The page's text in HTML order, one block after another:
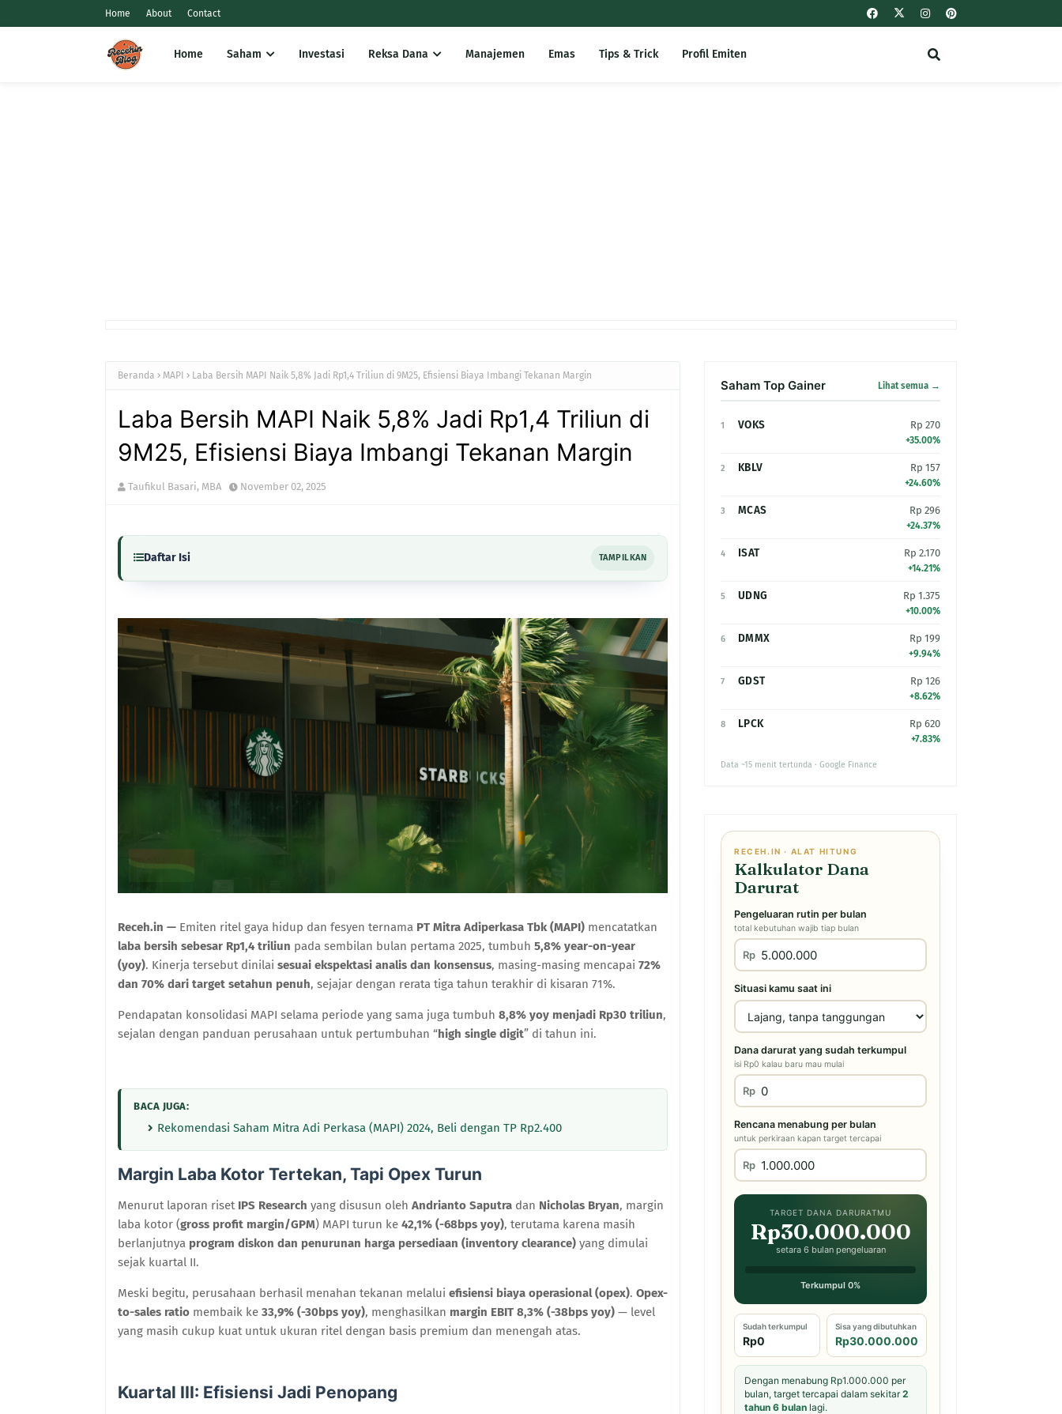
Home About Contact
Home Saham Investasi Reksa Dana Manajemen Emas Tips & Trick Profil Emiten
Beranda MAPI Laba Bersih MAPI Naik 5,8% Jadi Rp1,4 Triliun di 9M25, Efisiensi Biaya Imbangi Tekanan Margin
Laba Bersih MAPI Naik 5,8% Jadi Rp1,4 Triliun di
9M25, Efisiensi Biaya Imbangi Tekanan Margin
Taufikul Basari, MBA November 02, 2025
Daftar Isi TAMPILKAN
Receh.in — Emiten ritel gaya hidup dan fesyen ternama PT Mitra Adiperkasa Tbk (MAPI) mencatatkan
laba bersih sebesar Rp1,4 triliun pada sembilan bulan pertama 2025, tumbuh 5,8% year-on-year
(yoy). Kinerja tersebut dinilai sesuai ekspektasi analis dan konsensus, masing-masing mencapai 72%
dan 70% dari target setahun penuh, sejajar dengan rerata tiga tahun terakhir di kisaran 71%.
Pendapatan konsolidasi MAPI selama periode yang sama juga tumbuh 8,8% yoy menjadi Rp30 triliun,
sejalan dengan panduan perusahaan untuk pertumbuhan “high single digit” di tahun ini.
BACA JUGA:
Rekomendasi Saham Mitra Adi Perkasa (MAPI) 2024, Beli dengan TP Rp2.400
Margin Laba Kotor Tertekan, Tapi Opex Turun
Menurut laporan riset IPS Research yang disusun oleh Andrianto Saputra dan Nicholas Bryan, margin
laba kotor (gross profit margin/GPM) MAPI turun ke 42,1% (-68bps yoy), terutama karena masih
berlanjutnya program diskon dan penurunan harga persediaan (inventory clearance) yang dimulai
sejak kuartal II.
Meski begitu, perusahaan berhasil menahan tekanan melalui efisiensi biaya operasional (opex). Opex-
to-sales ratio membaik ke 33,9% (-30bps yoy), menghasilkan margin EBIT 8,3% (-38bps yoy) — level
yang masih cukup kuat untuk ukuran ritel dengan basis premium dan menengah atas.
Kuartal III: Efisiensi Jadi Penopang
Saham Top Gainer Lihat semua →
1 VOKS Rp 270
+35.00%
2 KBLV Rp 157
+24.60%
3 MCAS Rp 296
+24.37%
4 ISAT Rp 2.170
+14.21%
5 UDNG Rp 1.375
+10.00%
6 DMMX Rp 199
+9.94%
7 GDST Rp 126
+8.62%
8 LPCK Rp 620
+7.83%
Data ~15 menit tertunda · Google Finance
RECEH.IN · ALAT HITUNG
Kalkulator Dana
Darurat
Pengeluaran rutin per bulan
total kebutuhan wajib tiap bulan
Rp
Situasi kamu saat ini
Dana darurat yang sudah terkumpul
isi Rp0 kalau baru mau mulai
Rp
Rencana menabung per bulan
untuk perkiraan kapan target tercapai
Rp
TARGET DANA DARURATMU
Rp30.000.000
setara 6 bulan pengeluaran
Terkumpul 0%
Sudah terkumpul
Rp0
Sisa yang dibutuhkan
Rp30.000.000
Dengan menabung Rp1.000.000 per
bulan, target tercapai dalam sekitar2
tahun 6 bulan lagi.